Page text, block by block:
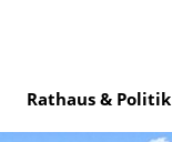
Rathaus & Politik